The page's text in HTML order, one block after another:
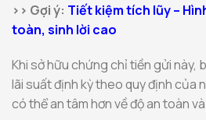
>> Gợi ý: Tiết kiệm tích lũy –
toàn, sinh lời cao
Khi sở hữu chứng chỉ tiền gửi này,
lãi suất định kỳ theo quy định của
có thể an tâm hơn về độ an toàn